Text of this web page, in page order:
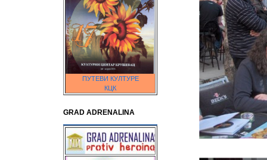
ПУТЕВИ КУЛТУРЕ
КЦК
GRAD ADRENALINA